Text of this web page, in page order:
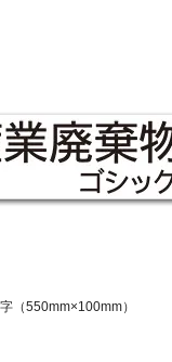
（550mm×100mm）